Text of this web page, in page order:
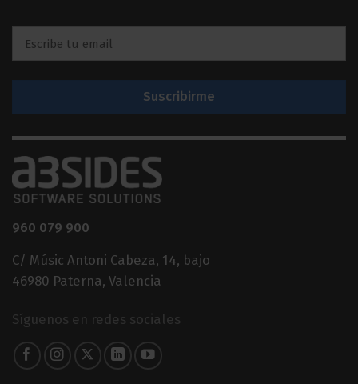
960 079 900
C/ Músic Antoni Cabeza, 14, bajo
46980 Paterna, Valencia
Síguenos en redes sociales